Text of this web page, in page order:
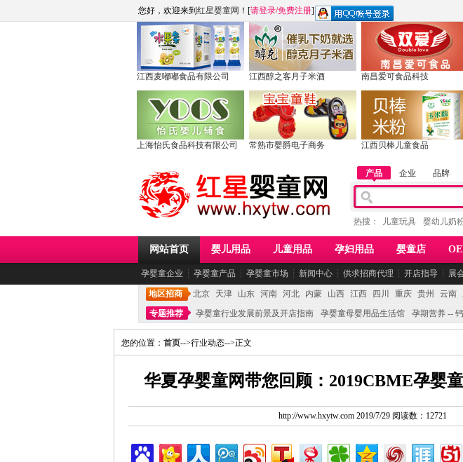
您好，欢迎来到 红星婴童网 ！[请登录/免费注册]
江西麦嘟嘟食品有限公司 江西醇之客月子米酒 南昌爱可食品科技
上海怡氏食品科技有限公司 常熟市婴爵电子商务 江西贝棒儿童食品
产品 企业 品牌
热搜： 儿童玩具 婴幼儿奶
网站首页 婴儿用品 儿童用品 孕妇用品 婴童店
孕婴童企业 ┆ 孕婴童产品 ┆ 孕婴童市场 ┆ 新闻中心 ┆ 供求招商代理 ┆ 开店指导 ┆ 展
地区招商 北京 天津 山东 河南 河北 内蒙 山西 江西 四川 重庆 贵州 云南
专题推荐
孕婴童行业发展前景及开店指南 孕婴童母婴用品生活馆 孕期营养 --
您的位置： 首页-->行业动态-->正文
华夏孕婴童网带您回顾：2019CBME孕婴
http://www.hxytw.com 2019/7/29 阅读数：12721